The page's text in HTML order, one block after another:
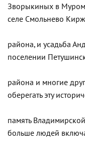
Зворыкиных в
селе Смольнево
района, и усадьба
поселении
района и многие
оберегать эту
память
больше людей